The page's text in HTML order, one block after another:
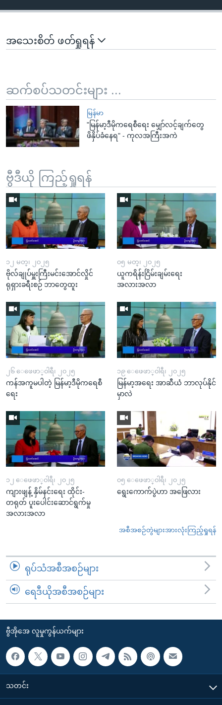
အသေးစိတ် ဖတ်ရှုရန်
ဆက်စပ်သတင်းများ ...
မြန်မာ
"မြန်မာ့ဒီမိုကရေစီရေး မျှော်လင့်ချက်တွေ
ဖိနှိပ်ခံနေရ" - ကုလအကြီးအကဲ
ဗွီဒီယို ကြည့်ရှုရန်
၁၂ မတ္၊ ၂၀၂၅
ဗိုလ်ချုပ်မှူးကြီးမင်းအောင်လှိုင်
ရုရှားခရီးစဉ် ဘာတွေထူး
၀၅ မတ္၊ ၂၀၂၅
ယူကရိန်းငြိမ်းချမ်းရေး
အလားအလာ
၂၆ ေဖေဖာ္၀ါရီ၊ ၂၀၂၅
ကန်အကူမပါတဲ့ မြန်မာ့ဒီမိုကရေစီ
ရေး
၁၉ ေဖေဖာ္၀ါရီ၊ ၂၀၂၅
မြန်မာ့အရေး အာဆီယံ ဘာလုပ်နိုင်
မှာလဲ
၁၂ ေဖေဖာ္၀ါရီ၊ ၂၀၂၅
ကျားဖျန့် နှိမ်နင်းရေး ထိုင်း-
တရုတ် ပူးပေါင်းဆောင်ရွက်မှု
အလားအလာ
၀၅ ေဖေဖာ္၀ါရီ၊ ၂၀၂၅
ရွေးကောက်ပွဲဟာ အဖြေလား
အစီအစဉ်တွဲများအားလုံးကြည့်ရှုရန်
ရုပ်သံအစီအစဉ်များ
ရေဒီယိုအစီအစဉ်များ
ဗွီအိုအေ လူမှုကွန်ယက်များ
သတင်း